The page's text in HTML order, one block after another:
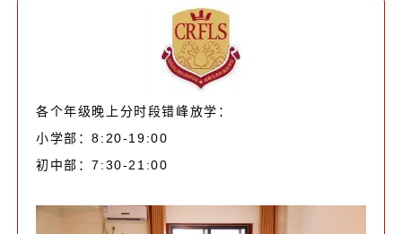
各个年级晚上分时段错峰放学：
小学部：8:20-19:00
初中部：7:30-21:00